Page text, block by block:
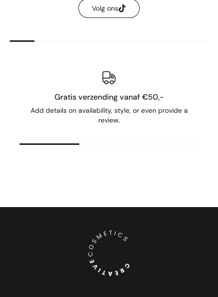
Volg ons
Gratis verzending vanaf €50,-
Add details on availability, style, or even provide a
review.